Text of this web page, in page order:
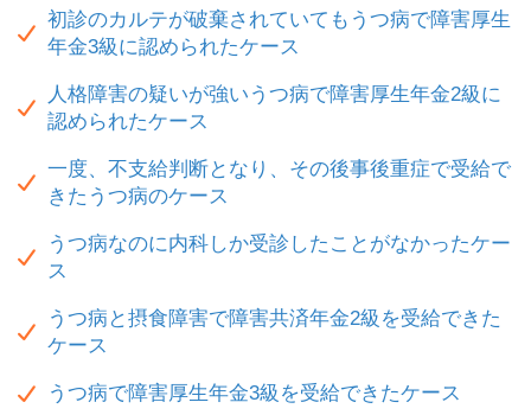
初診のカルテが破棄されていてもうつ病で障害厚生
年金3級に認められたケース
人格障害の疑いが強いうつ病で障害厚生年金2級に
認められたケース
一度、不支給判断となり、その後事後重症で受給で
きたうつ病のケース
うつ病なのに内科しか受診したことがなかったケー
ス
うつ病と摂食障害で障害共済年金2級を受給できた
ケース
うつ病で障害厚生年金3級を受給できたケース